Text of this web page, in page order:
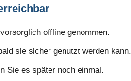
offline genommen.
sie sicher genutzt werden kann.
Sie es später noch einmal.